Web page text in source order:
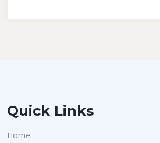
Quick Links
Home